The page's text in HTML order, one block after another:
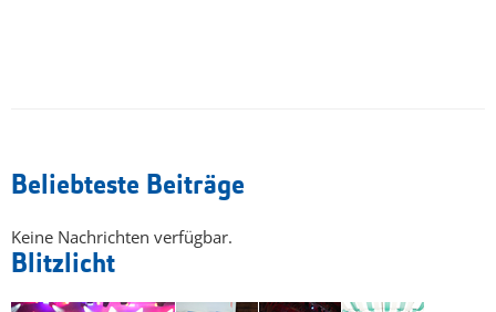
Beliebteste Beiträge
Keine Nachrichten verfügbar.
Blitzlicht